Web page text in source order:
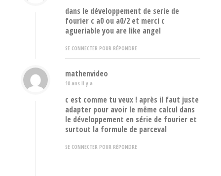
dans le développement de serie de
fourier c a0 ou a0/2 et merci c
agueriable you are like angel
SE CONNECTER POUR RÉPONDRE
mathenvideo
10 ans Il y a
c est comme tu veux ! après il faut juste
adapter pour avoir le même calcul dans
le développement en série de fourier et
surtout la formule de parceval
SE CONNECTER POUR RÉPONDRE